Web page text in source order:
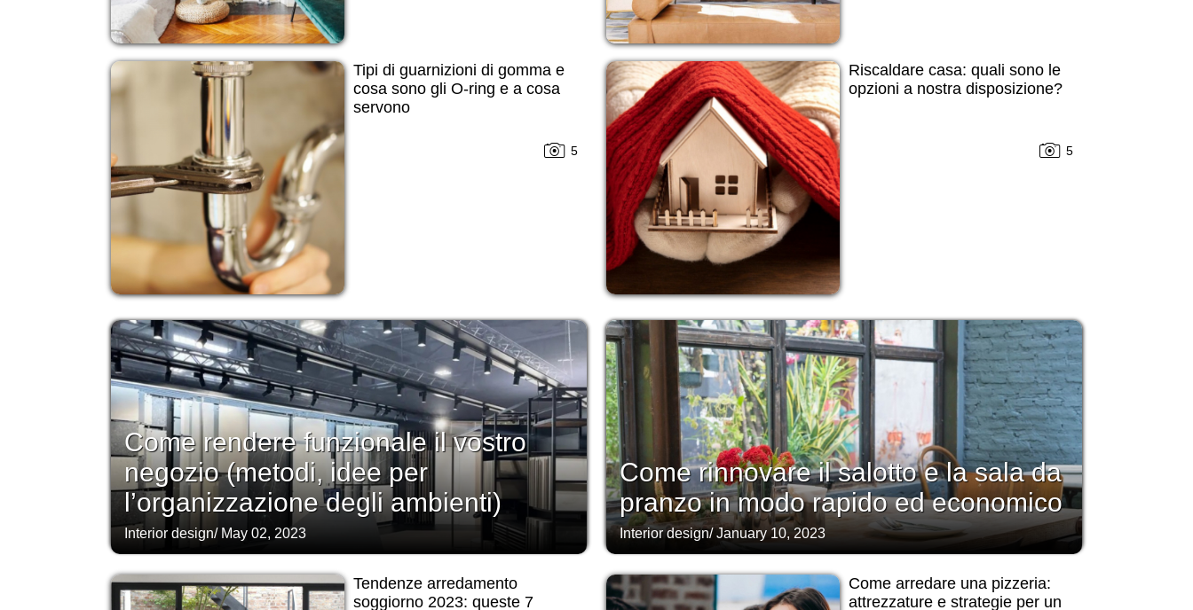
Tipi di guarnizioni di gomma e
cosa sono gli O-ring e a cosa
servono
5
Riscaldare casa: quali sono le
opzioni a nostra disposizione?
5
Come rendere funzionale il vostro
negozio (metodi, idee per
l’organizzazione degli ambienti)
Interior design/ May 02, 2023
Come rinnovare il salotto e la sala da
pranzo in modo rapido ed economico
Interior design/January 10, 2023
Tendenze arredamento
soggiorno 2023: queste 7
Come arredare una pizzeria:
attrezzature e strategie per un